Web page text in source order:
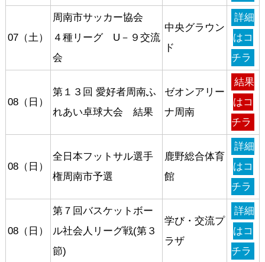
07（土）
周南市サッカー協会
４種リーグ U－９交流
会
中央グラウン
ド
詳細
はコ
チラ
08（日）
第１３回 愛好者周南ふ
れあい卓球大会 結果
ゼオンアリー
ナ周南
結果
はコ
チラ
08（日）
全日本フットサル選手
権周南市予選
鹿野総合体育
館
詳細
はコ
チラ
08（日）
第７回バスケットボー
ル社会人リーグ戦(第３
節)
学び・交流プ
ラザ
詳細
はコ
チラ